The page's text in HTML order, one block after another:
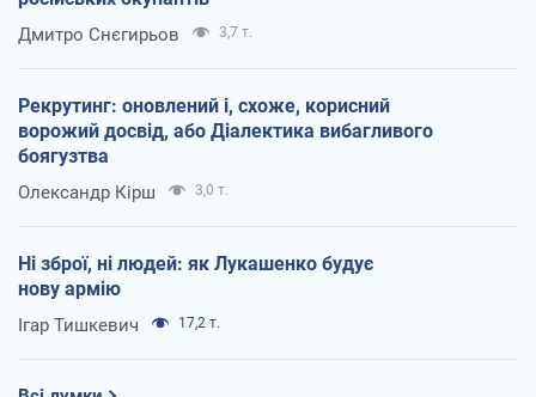
Дмитро Снєгирьов 3,7 т.
Рекрутинг: оновлений і, схоже, корисний
ворожий досвід, або Діалектика вибагливого
боягузтва
Олександр Кірш 3,0 т.
Ні зброї, ні людей: як Лукашенко будує
нову армію
Ігар Тишкевич 17,2 т.